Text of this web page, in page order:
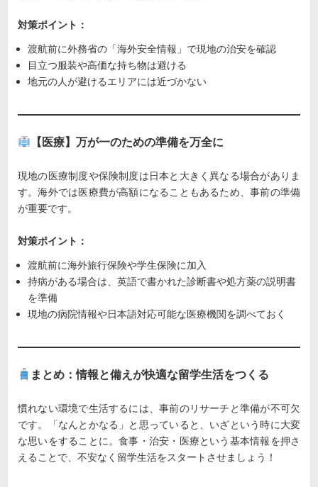
対策ポイント：
渡航前に外務省の「海外安全情報」で現地の治安を確認
目立つ服装や高価な持ち物は避ける
地元の人が避けるエリアには近づかない
【医療】万が一のための準備を万全に
現地の医療制度や保険制度は日本と大きく異なる場合がありま
す。海外では医療費が高額になることもあるため、事前の準備
が重要です。
対策ポイント：
渡航前に海外旅行保険や学生保険に加入
持病がある場合は、英語で書かれた診断書や処方薬の説明書
を準備
現地の病院情報や日本語対応可能な医療機関を調べておく
まとめ：情報と備えが快適な留学生活をつくる
慣れない環境で生活するには、事前のリサーチと準備が不可欠
です。「なんとかなる」と思っていると、いざという時に大変
な思いをすることに。食事・治安・医療という基本情報を押さ
えることで、不安なく留学生活をスタートさせましょう！